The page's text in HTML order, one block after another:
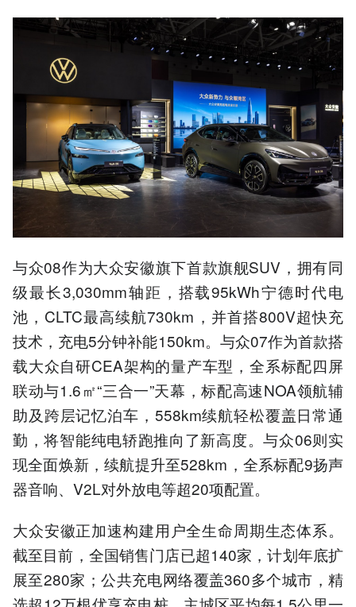
与众08作为大众安徽旗下首款旗舰SUV，拥有同
级最长3,030mm轴距，搭载95kWh宁德时代电
池，CLTC最高续航730km，并首搭800V超快充
技术，充电5分钟补能150km。与众07作为首款搭
载大众自研CEA架构的量产车型，全系标配四屏
联动与1.6㎡“三合一”天幕，标配高速NOA领航辅
助及跨层记忆泊车，558km续航轻松覆盖日常通
勤，将智能纯电轿跑推向了新高度。与众06则实
现全面焕新，续航提升至528km，全系标配9扬声
器音响、V2L对外放电等超20项配置。
大众安徽正加速构建用户全生命周期生态体系。
截至目前，全国销售门店已超140家，计划年底扩
展至280家；公共充电网络覆盖360多个城市，精